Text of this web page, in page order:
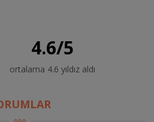
4.6/5
ortalama 4.6 yıldız aldı